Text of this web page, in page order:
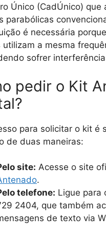
Único (CadÚnico) que
parabólicas
é necessária
utilizam a mesma
sofrer
pedir o Kit
para solicitar o kit é
de duas maneiras:
site: Acesse o site
.
telefone: Ligue para
2404, que também
de texto via